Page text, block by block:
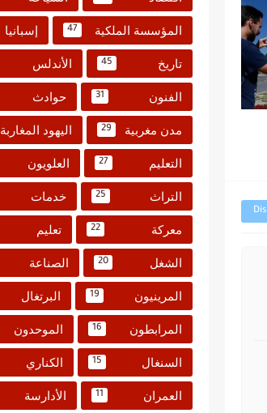
المؤسسة الملكية 47 إسبانيا
تاريخ 45 الأندلس
الفنون 31 حوادث
مدن مغربية 29 اليهود المغاربة
التعليم 27 العلويون
التراث 25 خدمات
معركة 22 تعليم
الشغل 20 الصناعة
المرينيون 19 البرتغال
المرابطون 16 الموحدون
السنغال 15 الكناري
العمران 11 الأدارسة